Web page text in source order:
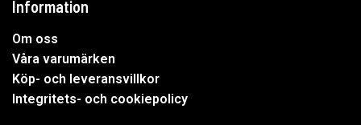
Information
Om oss
Våra varumärken
Köp- och leveransvillkor
Integritets- och cookiepolicy